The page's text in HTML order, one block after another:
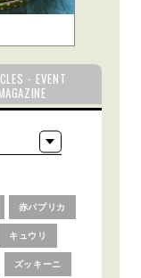
・EVENT
赤パプリカ
キュウリ
ズッキーニ